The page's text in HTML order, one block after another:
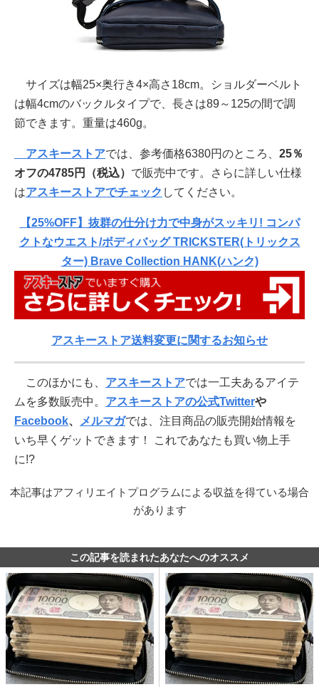
サイズは幅25×奥行き4×高さ18cm。ショルダーベルト
は幅4cmのバックルタイプで、長さは89～125の間で調
節できます。重量は460g。
アスキーストアでは、参考価格6380円のところ、 25％
オフの4785円
（税込） で販売中です。さらに詳しい仕様
はアスキーストアでチェック してください。
【25%OFF】抜群の仕分け力で中身がスッキリ! コンパ
クトなウエスト/ボディバッグ TRICKSTER(トリックス
ター) Brave Collection HANK(ハンク)
アスキーストア送料変更に関するお知らせ
このほかにも、 アスキーストアでは一工夫あるアイテ
ムを多数販売中。 アスキーストアの公式Twitterや
Facebook、 メルマガでは、注目商品の販売開始情報を
いち早くゲットできます！ これであなたも買い物上手
に!?
本記事はアフィリエイトプログラムによる収益を得ている場合
があります
この記事を読まれたあなたへのオススメ